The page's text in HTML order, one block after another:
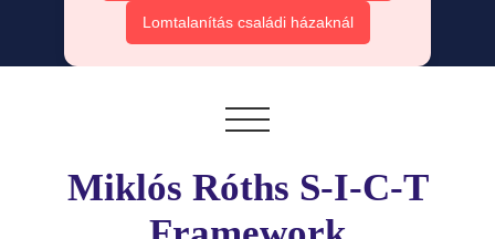
Lomtalanítás családi házaknál
Miklós Róths S-I-C-T